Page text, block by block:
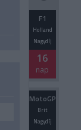
F1
Holland
Nagydíj
16
nap
MotoGP
Brit
Nagydíj